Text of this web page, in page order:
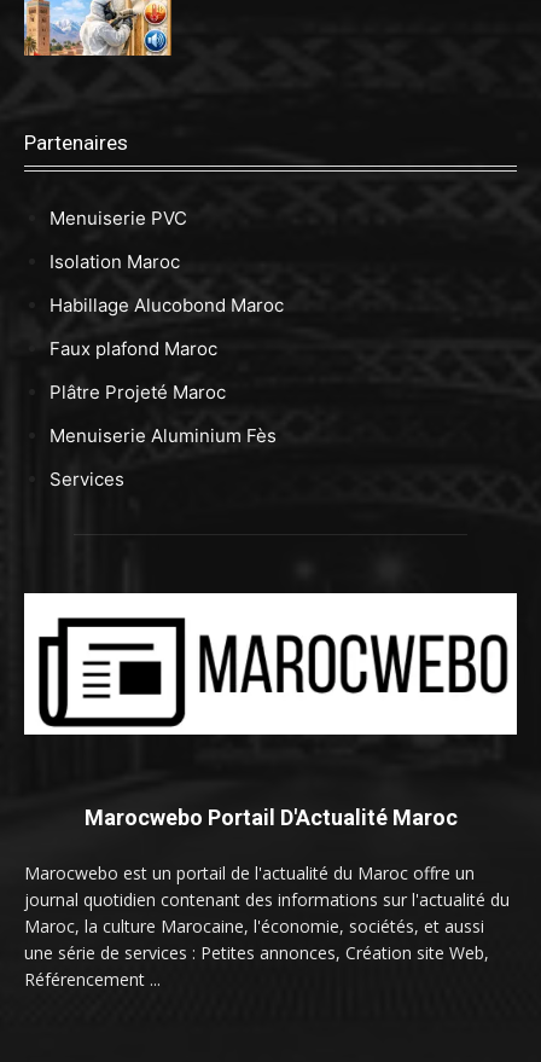
Partenaires
Menuiserie PVC
Isolation Maroc
Habillage Alucobond Maroc
Faux plafond Maroc
Plâtre Projeté Maroc
Menuiserie Aluminium Fès
Services
Marocwebo Portail D'Actualité Maroc
Marocwebo est un portail de l'actualité du Maroc offre un
journal quotidien contenant des informations sur l'actualité du
Maroc, la culture Marocaine, l'économie, sociétés, et aussi
une série de services : Petites annonces, Création site Web,
Référencement ...